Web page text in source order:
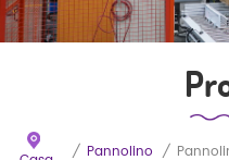
/ Pannolino /